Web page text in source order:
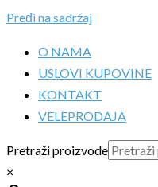
Pređi na sadržaj
O NAMA
USLOVI KUPOVINE
KONTAKT
VELEPRODAJA
Pretraži proizvode
×